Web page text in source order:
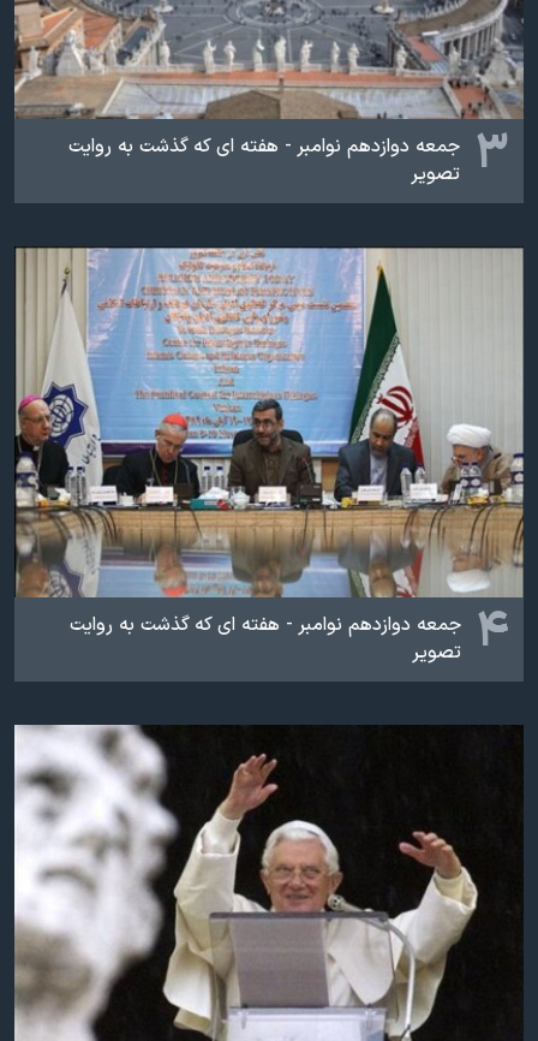
۳ جمعه دوازدهم نوامبر - هفته ای که گذشت به روایت
تصویر
۴ جمعه دوازدهم نوامبر - هفته ای که گذشت به روایت
تصویر